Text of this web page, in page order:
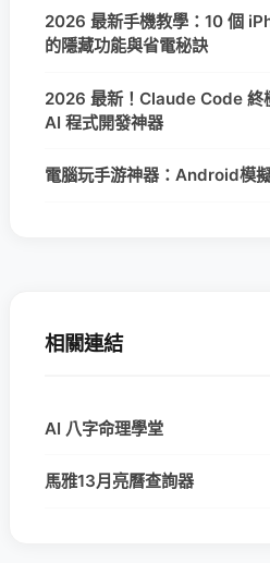
2026 最新手機教學：10 個
的隱藏功能與省電秘訣
2026 最新！Claude Code 終
AI 程式開發神器
電腦玩手游神器：Android模
相關連結
AI 八字命理學堂
馬雅13月亮曆查詢器